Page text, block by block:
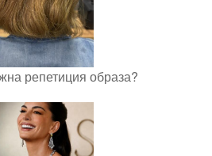
репетиция образа?